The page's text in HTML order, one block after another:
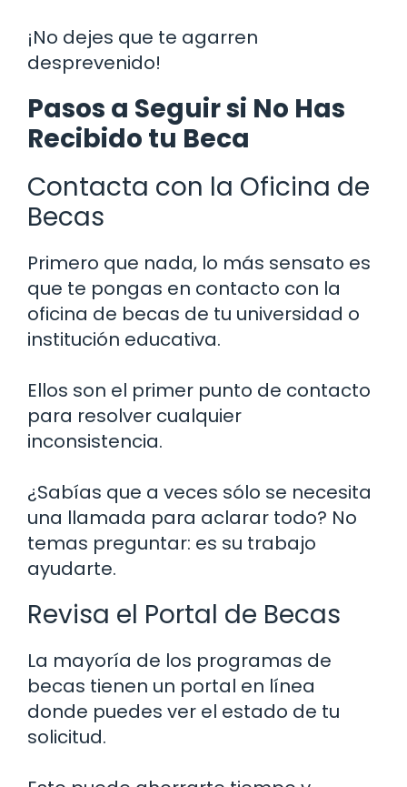
¡No dejes que te agarren
desprevenido!
Pasos a Seguir si No Has
Recibido tu Beca
Contacta con la Oficina de
Becas
Primero que nada, lo más sensato es
que te pongas en contacto con la
oficina de becas de tu universidad o
institución educativa.
Ellos son el primer punto de contacto
para resolver cualquier
inconsistencia.
¿Sabías que a veces sólo se necesita
una llamada para aclarar todo? No
temas preguntar: es su trabajo
ayudarte.
Revisa el Portal de Becas
La mayoría de los programas de
becas tienen un portal en línea
donde puedes ver el estado de tu
solicitud.